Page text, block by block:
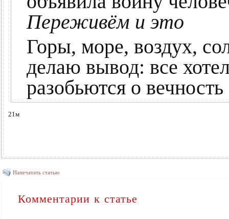
Переживём и это
Горы, море, воздух,
делаю вывод: все
разобьются о
21м
Напечатать статью
Комментарии к статье